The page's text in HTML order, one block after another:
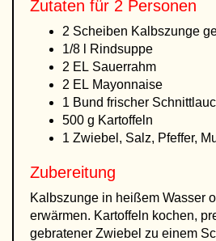
Zutaten für 2 Personen
2 Scheiben Kalbszunge
1/8 l Rindsuppe
2 EL Sauerrahm
2 EL Mayonnaise
1 Bund frischer
500 g Kartoffeln
1 Zwiebel, Salz, Pfeffer,
Zubereitung
Kalbszunge in heißem Wasser
erwärmen. Kartoffeln kochen,
gebratener Zwiebel zu einem